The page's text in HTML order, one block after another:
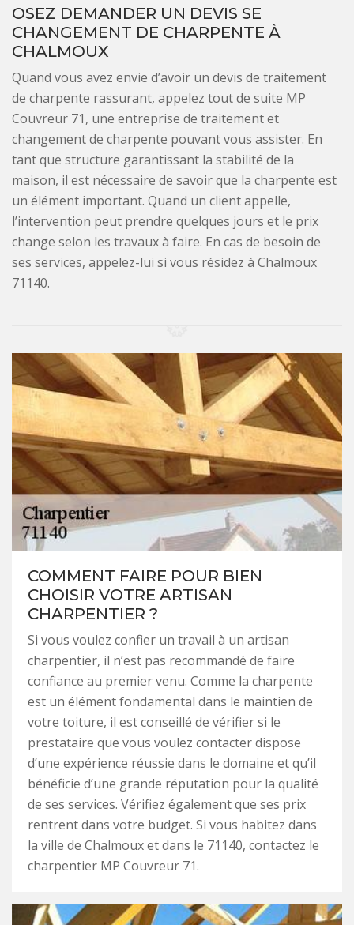
OSEZ DEMANDER UN DEVIS SE
CHANGEMENT DE CHARPENTE À
CHALMOUX
Quand vous avez envie d’avoir un devis de traitement
de charpente rassurant, appelez tout de suite MP
Couvreur 71, une entreprise de traitement et
changement de charpente pouvant vous assister. En
tant que structure garantissant la stabilité de la
maison, il est nécessaire de savoir que la charpente est
un élément important. Quand un client appelle,
l’intervention peut prendre quelques jours et le prix
change selon les travaux à faire. En cas de besoin de
ses services, appelez-lui si vous résidez à Chalmoux
71140.
COMMENT FAIRE POUR BIEN
CHOISIR VOTRE ARTISAN
CHARPENTIER ?
Si vous voulez confier un travail à un artisan
charpentier, il n’est pas recommandé de faire
confiance au premier venu. Comme la charpente
est un élément fondamental dans le maintien de
votre toiture, il est conseillé de vérifier si le
prestataire que vous voulez contacter dispose
d’une expérience réussie dans le domaine et qu’il
bénéficie d’une grande réputation pour la qualité
de ses services. Vérifiez également que ses prix
rentrent dans votre budget. Si vous habitez dans
la ville de Chalmoux et dans le 71140, contactez le
charpentier MP Couvreur 71.